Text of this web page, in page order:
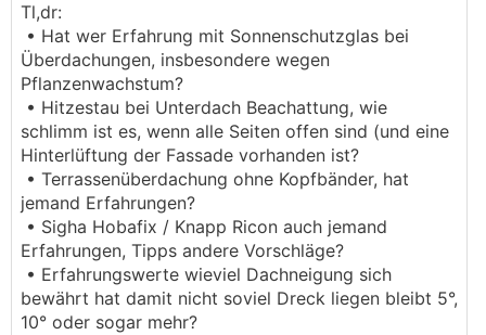
Tl,dr:
• Hat wer Erfahrung mit Sonnenschutzglas bei
Überdachungen, insbesondere wegen
Pflanzenwachstum?
• Hitzestau bei Unterdach Beachattung, wie
schlimm ist es, wenn alle Seiten offen sind (und eine
Hinterlüftung der Fassade vorhanden ist?
• Terrassenüberdachung ohne Kopfbänder, hat
jemand Erfahrungen?
• Sigha Hobafix / Knapp Ricon auch jemand
Erfahrungen, Tipps andere Vorschläge?
• Erfahrungswerte wieviel Dachneigung sich
bewährt hat damit nicht soviel Dreck liegen bleibt 5°,
10° oder sogar mehr?